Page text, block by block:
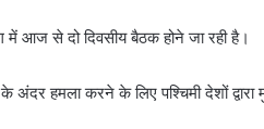
में आज से दो दिवसीय बैठक होने जा रही है।
हमला करने के लिए पश्चिमी देशों द्वारा